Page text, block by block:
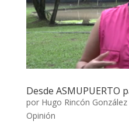
Desde ASMUPUERTO
por Hugo Rincón González
Opinión